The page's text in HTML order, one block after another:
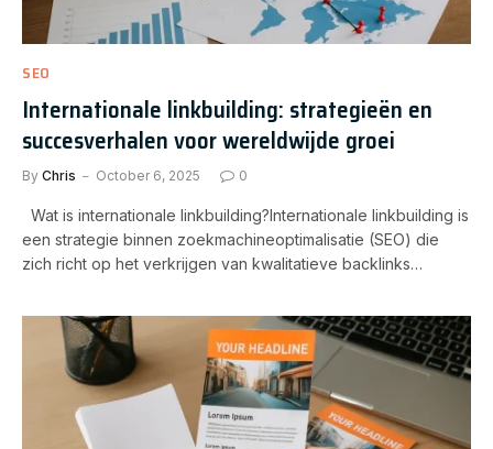
SEO
Internationale linkbuilding: strategieën en
succesverhalen voor wereldwijde groei
By Chris October 6, 2025 0
Wat is internationale linkbuilding?Internationale linkbuilding is
een strategie binnen zoekmachineoptimalisatie (SEO) die
zich richt op het verkrijgen van kwalitatieve backlinks…